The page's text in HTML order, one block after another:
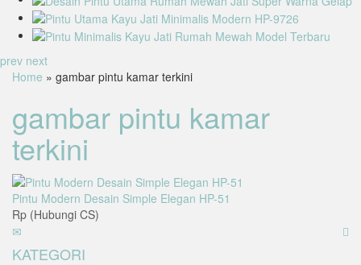
prev next
Home » gambar pintu kamar terkini
gambar pintu kamar
terkini
Pintu Modern Desain Simple Elegan HP-51
Rp (Hubungi CS)
KATEGORI